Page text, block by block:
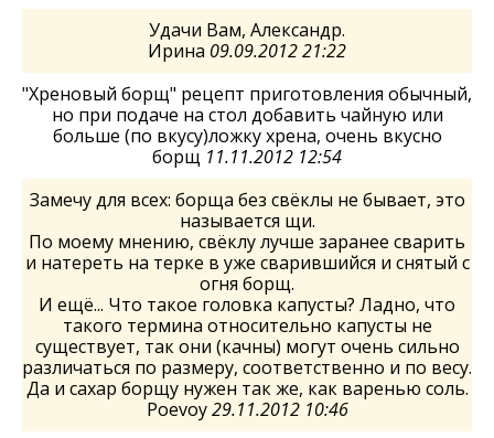
Удачи Вам, Александр.
Ирина 09.09.2012 21:22
"Хреновый борщ" рецепт приготовления обычный,
но при подаче на стол добавить чайную или
больше (по вкусу)ложку хрена, очень вкусно
борщ 11.11.2012 12:54
Замечу для всех: борща без свёклы не бывает, это
называется щи.
По моему мнению, свёклу лучше заранее сварить
и натереть на терке в уже сварившийся и снятый с
огня борщ.
И ещё... Что такое головка капусты? Ладно, что
такого термина относительно капусты не
существует, так они (качны) могут очень сильно
различаться по размеру, соответственно и по весу.
Да и сахар борщу нужен так же, как варенью соль.
Poevoy29.11.2012 10:46